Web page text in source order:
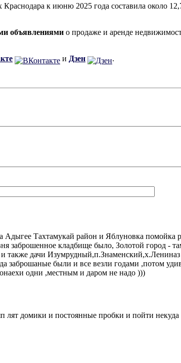
к июню 2025 года составила около
объявлениями о продаже и аренде
и Дзен .
Адыгее Тахтамукай район и Яблуновка помойка
заброшенное кладбище было, Золотой город -
также дачи
заброшаные были и все везли годами ,потом
одни ,местным и даром не надо )))
лят домики и постоянные пробки и пойти